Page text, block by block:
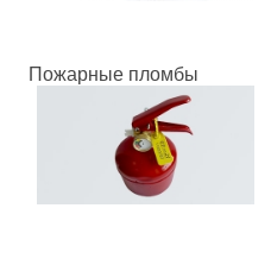
Пожарные пломбы